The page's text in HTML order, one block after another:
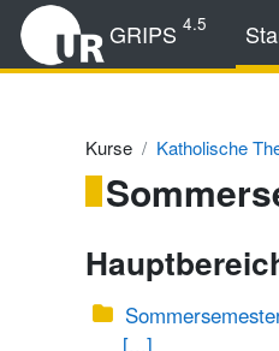
Zum Hauptinhalt
GRIPS 4.5
Kurse Katholische
[...]